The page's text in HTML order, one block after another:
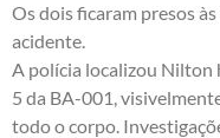
Os dois ficaram presos
acidente.
A polícia localizou Nilton
5 da BA-001,
todo o corpo.